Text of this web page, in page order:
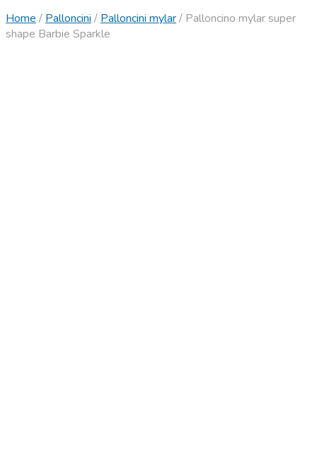
Home / Palloncini / Palloncini mylar/ Palloncino mylar super
shape Barbie Sparkle